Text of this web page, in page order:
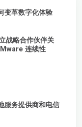
变革数字化体验
战略合作伙伴关
连续性
服务提供商和电信